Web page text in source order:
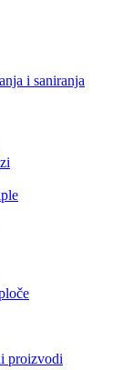
i saniranja
proizvodi